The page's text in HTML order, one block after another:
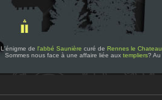
L'énigme de l'abbé Saunière curé de Rennes le Chateau
Sommes nous face à une affaire liée aux templiers? Au